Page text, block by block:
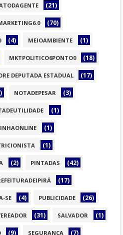
(21)
(70)
(4) MEIOAMBIENTE (1)
MKTPOLITICO6PONTO0 (18)
DEPUTADA ESTADUAL (17)
NOTADEPESAR (3)
(1)
(1)
(1)
(2) PINTADAS (42)
(17)
SE (4) PUBLICIDADE (26)
(31) SALVADOR (1)
(9) SEGURANÇA (7)